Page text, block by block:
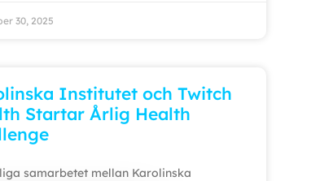
30, 2025
Institutet och Twitch
Startar Årlig Health
samarbetet mellan Karolinska